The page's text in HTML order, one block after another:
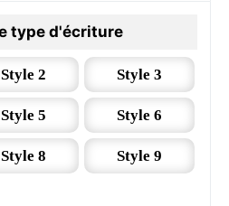
type d'écriture
Style 2 Style 3
Style 5 Style 6
Style 8 Style 9